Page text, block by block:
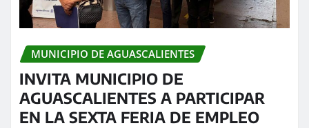
MUNICIPIO DE AGUASCALIENTES
INVITA MUNICIPIO DE
AGUASCALIENTES A PARTICIPAR
EN LA SEXTA FERIA DE EMPLEO